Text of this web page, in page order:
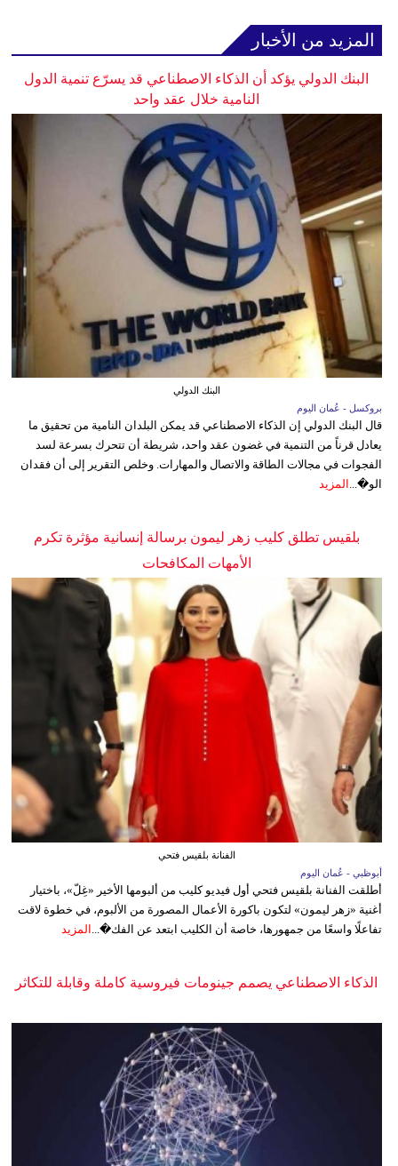
المزيد من الأخبار
البنك الدولي يؤكد أن الذكاء الاصطناعي قد يسرّع تنمية الدول
النامية خلال عقد واحد
البنك الدولي
بروكسل - عُمان اليوم
قال البنك الدولي إن الذكاء الاصطناعي قد يمكن البلدان النامية من تحقيق ما
يعادل قرناً من التنمية في غضون عقد واحد، شريطة أن تتحرك بسرعة لسد
الفجوات في مجالات الطاقة والاتصال والمهارات. وخلص التقرير إلى أن فقدان
الو�... المزيد
بلقيس تطلق كليب زهر ليمون برسالة إنسانية مؤثرة تكرم
الأمهات المكافحات
الفنانة بلقيس فتحي
أبوظبي - عُمان اليوم
أطلقت الفنانة بلقيس فتحي أول فيديو كليب من ألبومها الأخير «غِلّ»، باختيار
أغنية «زهر ليمون» لتكون باكورة الأعمال المصورة من الألبوم، في خطوة لاقت
تفاعلًا واسعًا من جمهورها، خاصة أن الكليب ابتعد عن الفك�... المزيد
الذكاء الاصطناعي يصمم جينومات فيروسية كاملة وقابلة للتكاثر